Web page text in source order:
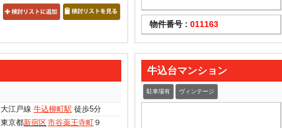
物件番号 : 011163
大江戸線 牛込柳町駅 徒歩5分
東京都新宿区市谷薬王寺町 ９
牛込台マンション
駐車場有 ヴィンテージ